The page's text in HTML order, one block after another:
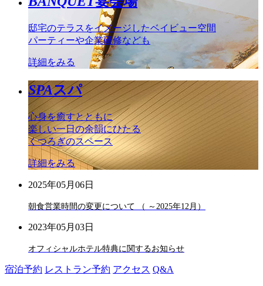
邸宅のテラスをイメージしたベイビュー空間
パーティーや企業研修なども
詳細をみる
SPAスパ
心身を癒すとともに
楽しい一日の余韻にひたる
くつろぎのスペース
詳細をみる
2025年05月06日
朝食営業時間の変更について （ ～2025年12月）
2023年05月03日
オフィシャルホテル特典に関するお知らせ
宿泊予約 レストラン予約 アクセス Q&A